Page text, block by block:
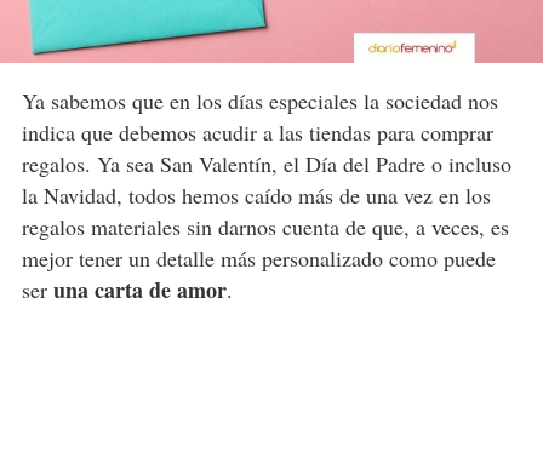
Ya sabemos que en los días especiales la sociedad nos
indica que debemos acudir a las tiendas para comprar
regalos. Ya sea San Valentín, el Día del Padre o incluso
la Navidad, todos hemos caído más de una vez en los
regalos materiales sin darnos cuenta de que, a veces, es
mejor tener un detalle más personalizado como puede
ser una carta de amor.